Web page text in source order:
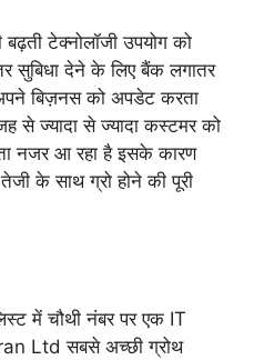
टेक्नोलॉजी उपयोग को
सुबिधा देने के लिए बैंक लगातर
बिज़नस को अपडेट करता
से ज्यादा से ज्यादा कस्टमर को
नजर आ रहा है इसके कारण
के साथ ग्रो होने की पूरी
में चौथी नंबर पर एक IT
Ltd सबसे अच्छी ग्रोथ